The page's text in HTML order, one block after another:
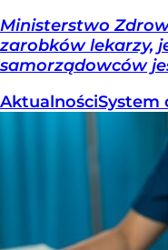
Ministerstwo
zarobków lekarzy,
samorządowców
AktualnościSystem